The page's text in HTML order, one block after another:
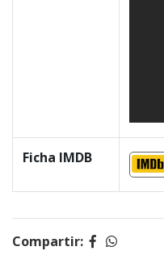
Ficha IMDB
Compartir: